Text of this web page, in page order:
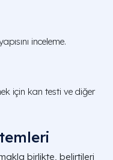
inceleme.
için kan testi ve diğer
birlikte, belirtileri